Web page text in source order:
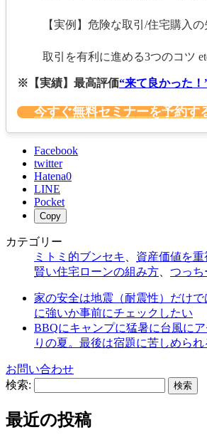
【実例】危険な取引/住宅購入の
取引を有利に進める3つのコツ
※【実績】最高評価“来て良かった！
今すぐ無料セミナーを予約す
Facebook
twitter
Hatena0
LINE
Pocket
Copy
カテゴリー
ミトミ的ブンセキ
資産価値を
賢い住宅ローンの組み方
つっち
家の安全は地震（耐震性）だけ
に強いか事前にチェックしたい
BBQにキャンプに猛暑に台風に
りの夏。最後は宿題に苦しめら
お問い合わせ
検索:
最近の投稿